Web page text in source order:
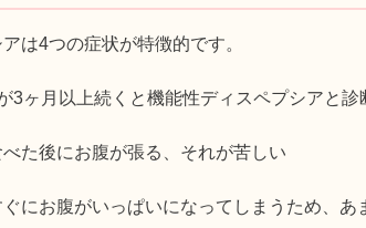
は4つの症状が特徴的です。
3ヶ月以上続くと機能性ディスペプシアと診
べた後にお腹が張る、それが苦しい
ぐにお腹がいっぱいになってしまうため、あ